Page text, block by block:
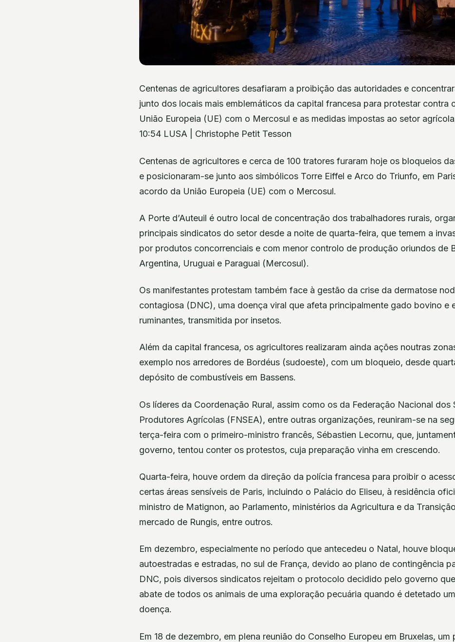
Centenas de agricultores desafiaram a proibição das autoridades e
junto dos locais mais emblemáticos da capital francesa para protestar contra
União Europeia (UE) com o Mercosul e as medidas impostas ao setor
10:54 LUSA | Christophe Petit Tesson
Centenas de agricultores e cerca de 100 tratores furaram hoje os bloqueios
e posicionaram-se junto aos simbólicos Torre Eiffel e Arco do Triunfo, em
acordo da União Europeia (UE) com o Mercosul.
A Porte d’Auteuil é outro local de concentração dos trabalhadores rurais,
principais sindicatos do setor desde a noite de quarta-feira, que temem a
por produtos concorrenciais e com menor controlo de produção oriundos de
Argentina, Uruguai e Paraguai (Mercosul).
Os manifestantes protestam também face à gestão da crise da dermatose
contagiosa (DNC), uma doença viral que afeta principalmente gado bovino e
ruminantes, transmitida por insetos.
Além da capital francesa, os agricultores realizaram ainda ações noutras
exemplo nos arredores de Bordéus (sudoeste), com um bloqueio, desde
depósito de combustíveis em Bassens.
Os líderes da Coordenação Rural, assim como os da Federação Nacional dos
Produtores Agrícolas (FNSEA), entre outras organizações, reuniram-se na
terça-feira com o primeiro-ministro francês, Sébastien Lecornu, que,
governo, tentou conter os protestos, cuja preparação vinha em crescendo.
Quarta-feira, houve ordem da direção da polícia francesa para proibir o
certas áreas sensíveis de Paris, incluindo o Palácio do Eliseu, à residência
ministro de Matignon, ao Parlamento, ministérios da Agricultura e da
mercado de Rungis, entre outros.
Em dezembro, especialmente no período que antecedeu o Natal, houve
autoestradas e estradas, no sul de França, devido ao plano de contingência
DNC, pois diversos sindicatos rejeitam o protocolo decidido pelo governo
abate de todos os animais de uma exploração pecuária quando é detetado
doença.
Em 18 de dezembro, em plena reunião do Conselho Europeu em Bruxelas, um